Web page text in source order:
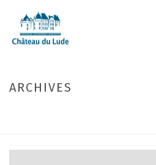
ARCHIVES